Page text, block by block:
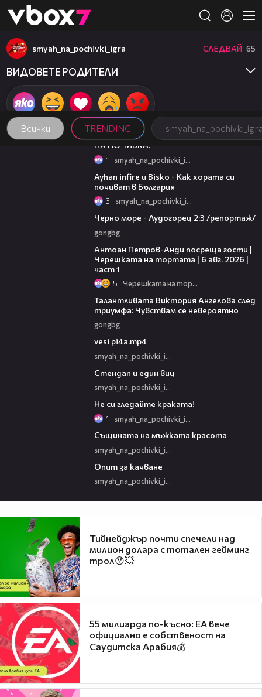
👾
Всички TRENDING
smyah_na_pochivki_igra СЛЕДВАЙ 65
ВИДОВЕТЕ РОДИТЕЛИ
02:58
НА ПОЧИВКА!
1 smyah_na_pochivki_igra
Ayhan infire и Bisko - Как хората си
почиват в България
3 smyah_na_pochivki_igra
Черно море - Лудогорец 2:3 /репортаж/
gongbg
Антоан Петров-Анди посреща гости |
Черешката на тортата | 6 авг. 2026 |
част 1
5 Черешката на тортата
Талантливата Виктория Ангелова след
триумфа: Чувствам се невероятно
gongbg
vesi pi4a.mp4
smyah_na_pochivki_igra
Стендап и един виц
smyah_na_pochivki_igra
Не си гледайте краката!
1 smyah_na_pochivki_igra
Същината на мъжката красота
smyah_na_pochivki_igra
Опит за качване
smyah_na_pochivki_igra
Тийнейджър почти спечели над
милион долара с тотален гейминг
трол😯💥
55 милиарда по-късно: EA вече
официално е собственост на
Саудитска Арабия💰